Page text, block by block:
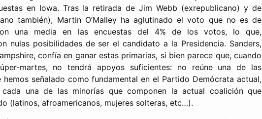
en Iowa. Tras la retirada de Jim Webb (exrepublicano) y de
también), Martin O’Malley ha aglutinado el voto que no es de
una media en las encuestas del 4% de los votos, lo que,
nulas posibilidades de ser el candidato a la Presidencia. Sanders,
confía en ganar estas primarias, si bien parece que, cuando
martes, no tendrá apoyos suficientes: no reúne una de las
señalado como fundamental en el Partido Demócrata actual,
una de las minorías que componen la actual coalición que
(latinos, afroamericanos, mujeres solteras, etc…).